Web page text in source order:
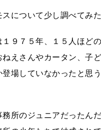
について少し調べてみ
９７５年、１５人ほど
えさんやカータン、子
場していなかったと思
所のジュニアだったん